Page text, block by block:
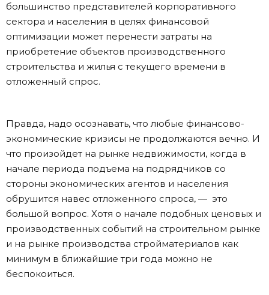
большинство представителей корпоративного
сектора и населения в целях финансовой
оптимизации может перенести затраты на
приобретение объектов производственного
строительства и жилья с текущего времени в
отложенный спрос.
Правда, надо осознавать, что любые финансово-
экономические кризисы не продолжаются вечно. И
что произойдет на рынке недвижимости, когда в
начале периода подъема на подрядчиков со
стороны экономических агентов и населения
обрушится навес отложенного спроса, — это
большой вопрос. Хотя о начале подобных ценовых и
производственных событий на строительном рынке
и на рынке производства стройматериалов как
минимум в ближайшие три года можно не
беспокоиться.